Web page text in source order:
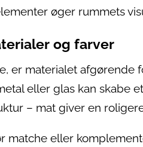
øger rummets
og farver
er materialet afgørende
eller glas kan skabe
– mat giver en
matche eller